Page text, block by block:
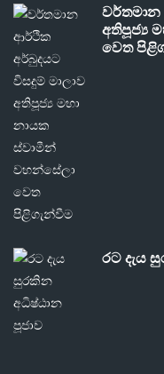
වර්තමාන
අතිපූජ්‍ය
වෙත
රට දැය